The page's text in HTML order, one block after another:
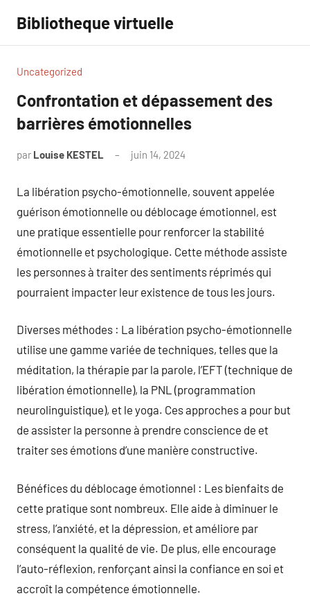
contenu
Bibliotheque virtuelle
Uncategorized
Confrontation et dépassement des
barrières émotionnelles
par Louise KESTEL juin 14, 2024
La libération psycho-émotionnelle, souvent appelée
guérison émotionnelle ou déblocage émotionnel, est
une pratique essentielle pour renforcer la stabilité
émotionnelle et psychologique. Cette méthode assiste
les personnes à traiter des sentiments réprimés qui
pourraient impacter leur existence de tous les jours.
Diverses méthodes : La libération psycho-émotionnelle
utilise une gamme variée de techniques, telles que la
méditation, la thérapie par la parole, l’EFT (technique de
libération émotionnelle), la PNL (programmation
neurolinguistique), et le yoga. Ces approches a pour but
de assister la personne à prendre conscience de et
traiter ses émotions d’une manière constructive.
Bénéfices du déblocage émotionnel : Les bienfaits de
cette pratique sont nombreux. Elle aide à diminuer le
stress, l’anxiété, et la dépression, et améliore par
conséquent la qualité de vie. De plus, elle encourage
l’auto-réflexion, renforçant ainsi la confiance en soi et
accroît la compétence émotionnelle.